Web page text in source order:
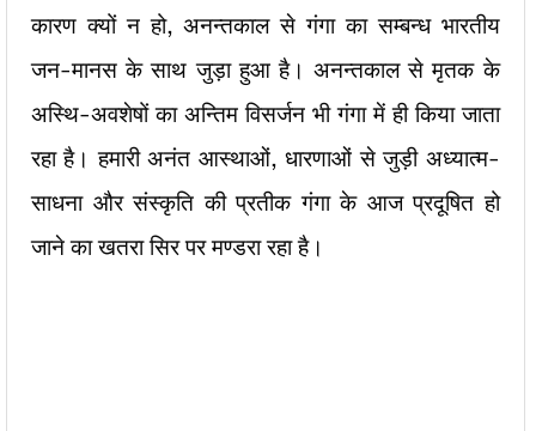
कारण क्यों न हो, अनन्तकाल से गंगा का सम्बन्ध भारतीय
जन-मानस के साथ जुड़ा हुआ है। अनन्तकाल से मृतक के
अस्थि-अवशेषों का अन्तिम विसर्जन भी गंगा में ही किया जाता
रहा है। हमारी अनंत आस्थाओं, धारणाओं से जुड़ी अध्यात्म-
साधना और संस्कृति की प्रतीक गंगा के आज प्रदूषित हो
जाने का खतरा सिर पर मण्डरा रहा है।